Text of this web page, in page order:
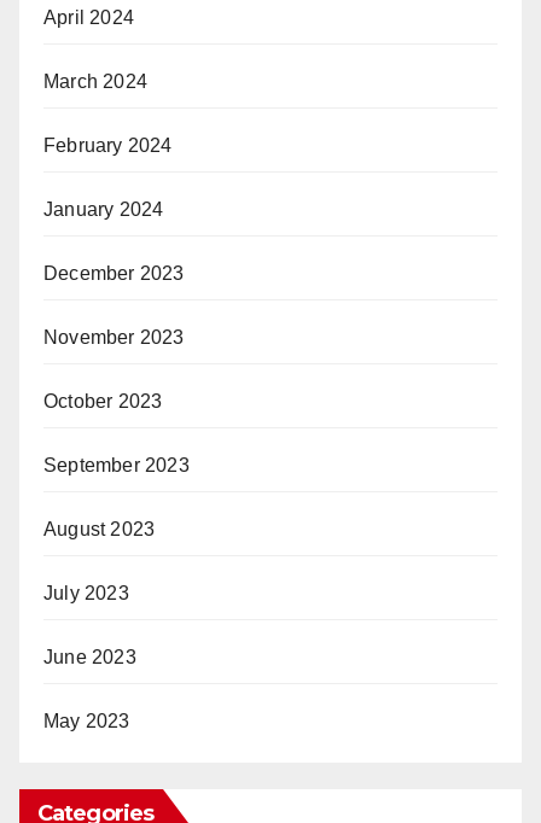
April 2024
March 2024
February 2024
January 2024
December 2023
November 2023
October 2023
September 2023
August 2023
July 2023
June 2023
May 2023
Categories